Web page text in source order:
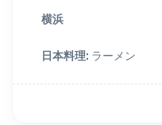
横浜
日本料理: ラーメン